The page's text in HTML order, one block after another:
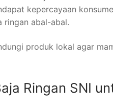
kepercayaan
ringan abal-abal.
produk lokal agar
Ringan SNI